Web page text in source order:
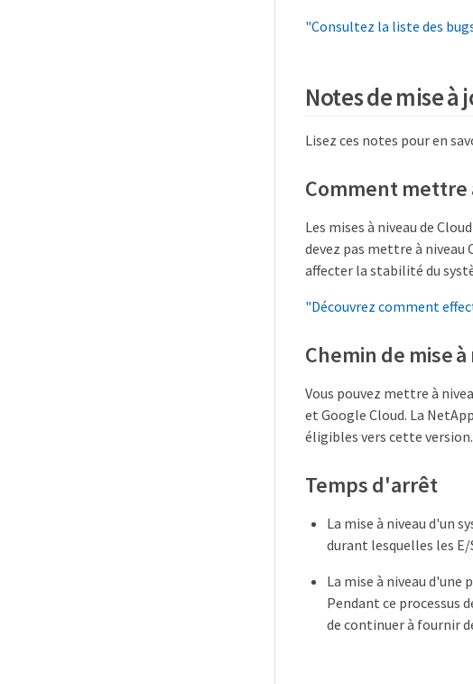
"Consultez la liste des
Notes de mise à
Lisez ces notes pour en
Comment mettre
Les mises à niveau de
devez pas mettre à niveau
affecter la stabilité du
"Découvrez comment
Chemin de mise
Vous pouvez mettre à
et Google Cloud. La
éligibles vers cette version.
Temps d'arrêt
La mise à niveau d'un
durant lesquelles les
La mise à niveau
Pendant ce processus
de continuer à fournir